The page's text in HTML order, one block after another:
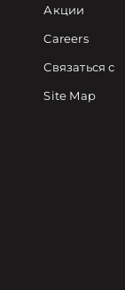
Акции
Careers
Связаться с
Site Map